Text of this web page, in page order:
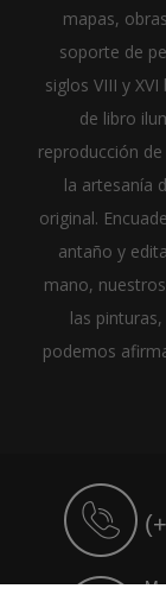
mapas,
soporte de
siglos VIII y
de libro
reproducción
la artesanía
original.
antaño y
mano,
las
podemos